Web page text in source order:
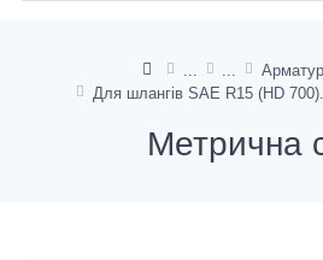
Для шлангів SAE R15 (HD 700)
Метрична